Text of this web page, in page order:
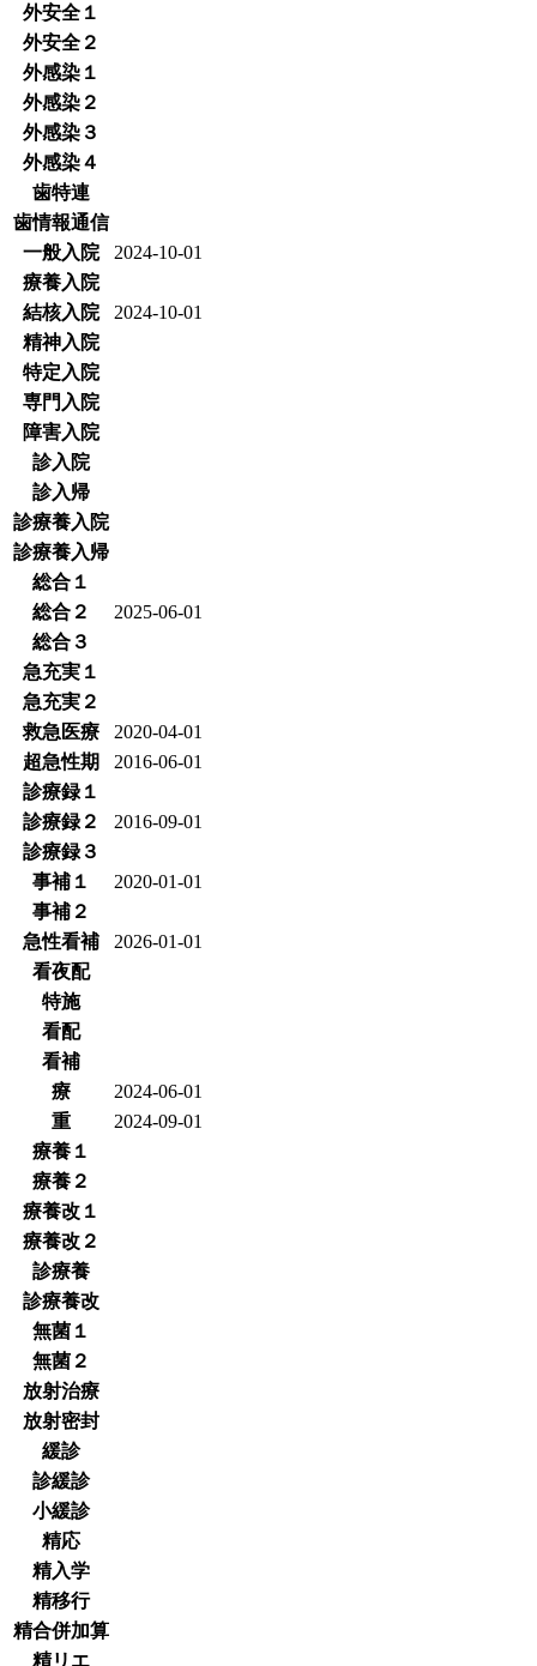
外安全１
外安全２
外感染１
外感染２
外感染３
外感染４
歯特連
歯情報通信
一般入院
2024-10-01
療養入院
結核入院
2024-10-01
精神入院
特定入院
専門入院
障害入院
診入院
診入帰
診療養入院
診療養入帰
総合１
総合２
2025-06-01
総合３
急充実１
急充実２
救急医療
2020-04-01
超急性期
2016-06-01
診療録１
診療録２
2016-09-01
診療録３
事補１
2020-01-01
事補２
急性看補
2026-01-01
看夜配
特施
看配
看補
療
2024-06-01
重
2024-09-01
療養１
療養２
療養改１
療養改２
診療養
診療養改
無菌１
無菌２
放射治療
放射密封
緩診
診緩診
小緩診
精応
精入学
精移行
精合併加算
精リエ